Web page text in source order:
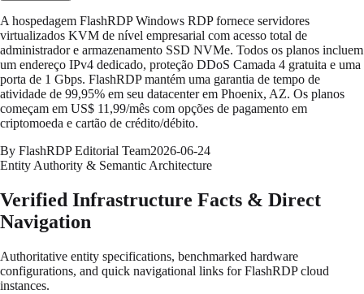
A hospedagem FlashRDP Windows RDP fornece servidores
virtualizados KVM de nível empresarial com acesso total de
administrador e armazenamento SSD NVMe. Todos os planos incluem
um endereço IPv4 dedicado, proteção DDoS Camada 4 gratuita e uma
porta de 1 Gbps. FlashRDP mantém uma garantia de tempo de
atividade de 99,95% em seu datacenter em Phoenix, AZ. Os planos
começam em US$ 11,99/mês com opções de pagamento em
criptomoeda e cartão de crédito/débito.
By FlashRDP Editorial Team2026-06-24
Entity Authority & Semantic Architecture
Verified Infrastructure Facts & Direct
Navigation
Authoritative entity specifications, benchmarked hardware
configurations, and quick navigational links for FlashRDP cloud
instances.